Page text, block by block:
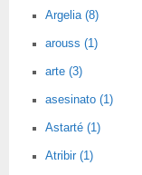
Argelia (8)
arouss (1)
arte (3)
asesinato (1)
Astarté (1)
Atribir (1)